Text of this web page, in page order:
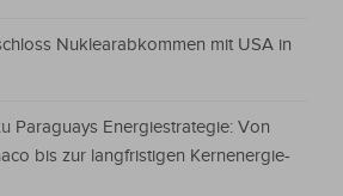
Nuklearabkommen mit USA in
Paraguays Energiestrategie: Von
bis zur langfristigen Kernenergie-